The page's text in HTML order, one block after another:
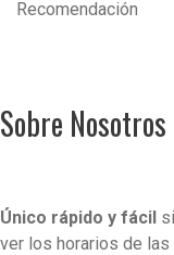
Recomendación
Sobre Nosotros
Único rápido y fácil
ver los horarios de